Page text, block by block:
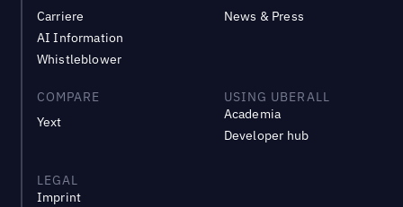
Carriere
AI Information
Whistleblower
News & Press
COMPARE
Yext
USING UBERALL
Academia
Developer hub
LEGAL
Imprint